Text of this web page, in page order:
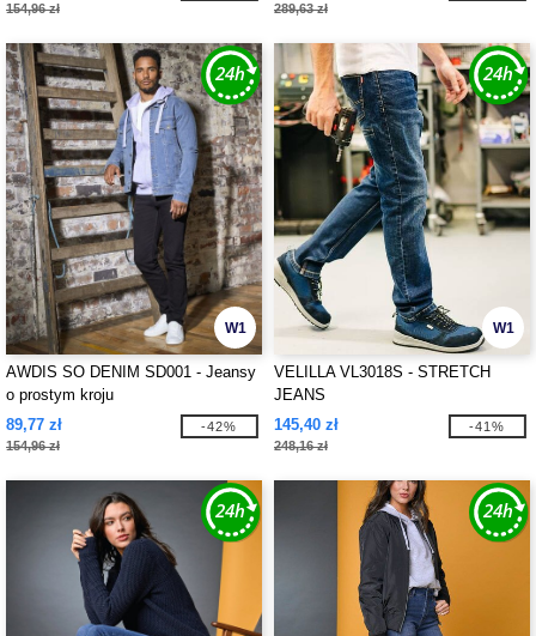
154,96 zł 289,63 zł
W1
AWDIS SO DENIM SD001 - Jeansy
o prostym kroju
89,77 zł
154,96 zł
-42%
W1
VELILLA VL3018S - STRETCH
JEANS
145,40 zł
248,16 zł
-41%